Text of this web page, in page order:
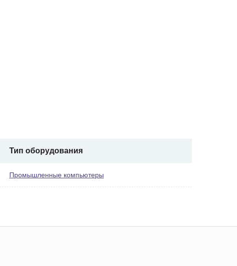
Тип оборудования
Промышленные компьютеры